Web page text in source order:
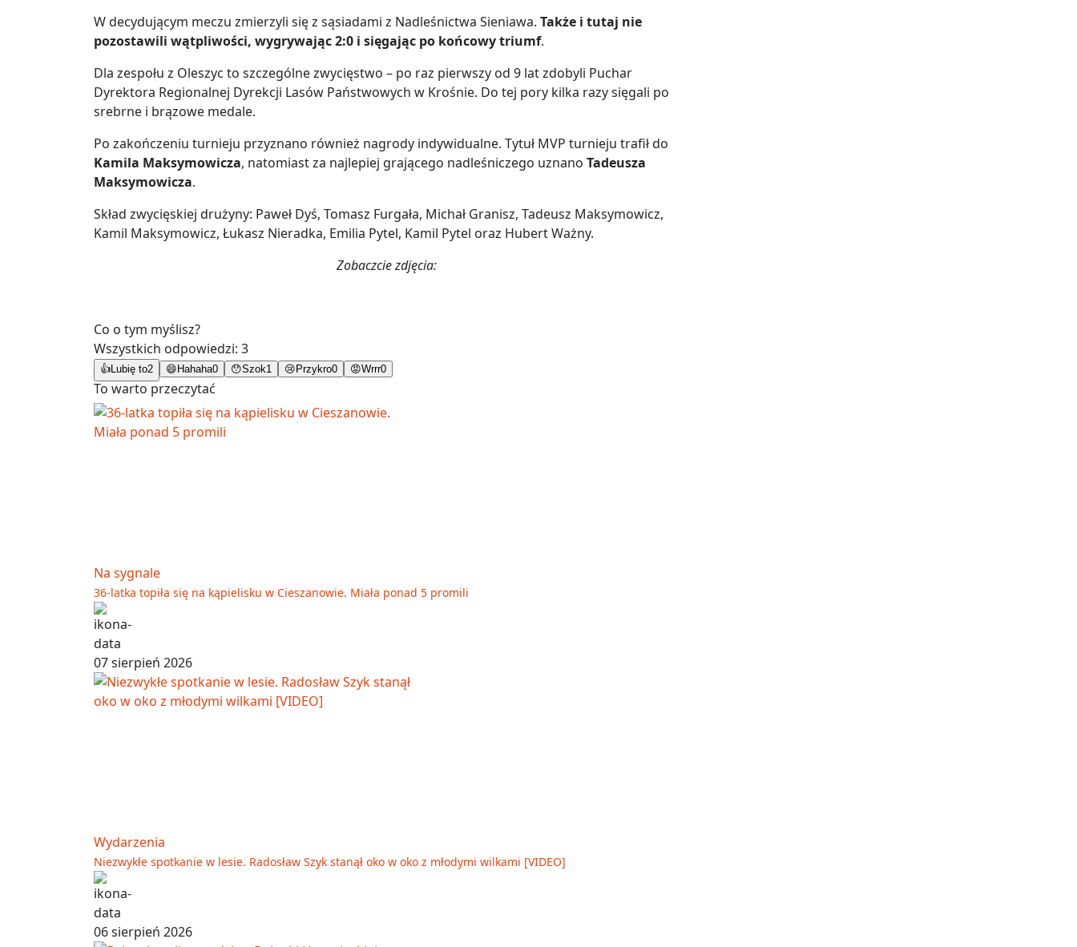
W decydującym meczu zmierzyli się z sąsiadami z Nadleśnictwa Sieniawa. Także i tutaj nie
pozostawili wątpliwości, wygrywając 2:0 i sięgając po końcowy triumf.
Dla zespołu z Oleszyc to szczególne zwycięstwo – po raz pierwszy od 9 lat zdobyli Puchar
Dyrektora Regionalnej Dyrekcji Lasów Państwowych w Krośnie. Do tej pory kilka razy sięgali po
srebrne i brązowe medale.
Po zakończeniu turnieju przyznano również nagrody indywidualne. Tytuł MVP turnieju trafił do
Kamila Maksymowicza, natomiast za najlepiej grającego nadleśniczego uznano Tadeusza
Maksymowicza.
Skład zwycięskiej drużyny: Paweł Dyś, Tomasz Furgała, Michał Granisz, Tadeusz Maksymowicz,
Kamil Maksymowicz, Łukasz Nieradka, Emilia Pytel, Kamil Pytel oraz Hubert Ważny.
Zobaczcie zdjęcia:
Co o tym myślisz?
Wszystkich odpowiedzi: 3
👍Lubię to2 😄 Hahaha0 😯Szok1 😢 Przykro0 😡Wrrr0
To warto przeczytać
Na sygnale
36-latka topiła się na kąpielisku w Cieszanowie. Miała ponad 5 promili
07 sierpień 2026
Wydarzenia
Niezwykłe spotkanie w lesie. Radosław Szyk stanął oko w oko z młodymi wilkami [VIDEO]
06 sierpień 2026